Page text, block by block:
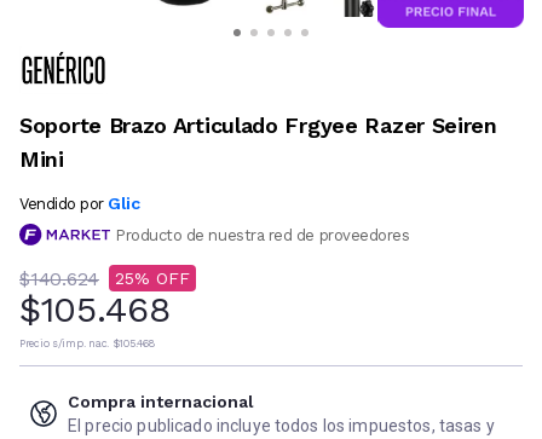
Soporte Brazo Articulado Frgyee Razer Seiren
Mini
Vendido por Glic
Producto de nuestra red de proveedores
$140.624 25
$105.468
Precio s/imp. nac. $105.468
Compra internacional
El precio publicado incluye todos los impuestos, tasas y